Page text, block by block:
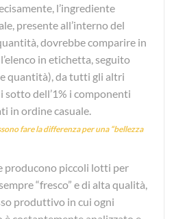
l’ingrediente
presente all’interno del
dovrebbe comparire in
in etichetta, seguito
quantità), da tutti gli altri
dell’1% i componenti
in ordine casuale.
fare la differenza per una “bellezza
producono piccoli lotti per
“fresco” e di alta qualità,
produttivo in cui ogni